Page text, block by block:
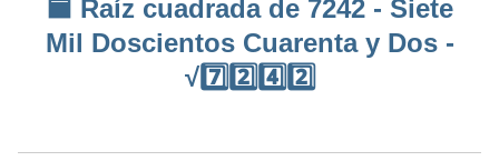
🟦 Raíz cuadrada de 7242 - Siete
Mil Doscientos Cuarenta y Dos -
√7️⃣2️⃣4️⃣2️⃣